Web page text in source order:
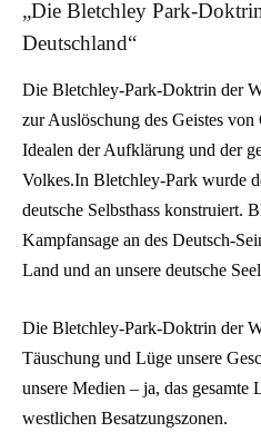
„Die Bletchley Park-
Deutschland“
Die Bletchley-Park-Doktrin der
zur Auslöschung des Geistes
Idealen der Aufklärung und der
Volkes.In Bletchley-Park wurde
deutsche Selbsthass konstruiert.
Kampfansage an des Deutsch-
Land und an unsere deutsche
Die Bletchley-Park-Doktrin der
Täuschung und Lüge unsere
unsere Medien – ja, das gesamte
westlichen Besatzungszonen.